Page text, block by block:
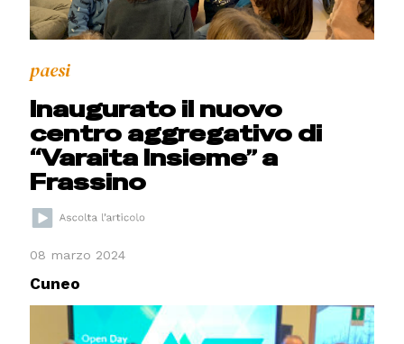
paesi
Inaugurato il nuovo
centro aggregativo di
“Varaita Insieme” a
Frassino
08 marzo 2024
Cuneo